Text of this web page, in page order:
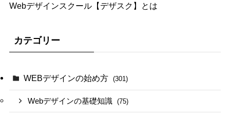
Webデザインスクール【デザスク】とは
カテゴリー
WEBデザインの始め方 (301)
Webデザインの基礎知識 (75)